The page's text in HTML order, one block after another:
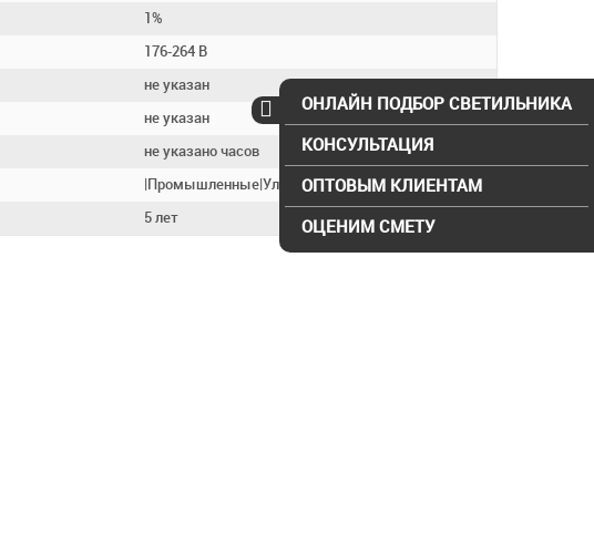
1%
176-264 В
не указан
не указан
не указано часов
|Промышленные|Уличные|
5 лет
ОНЛАЙН ПОДБОР СВЕТИЛЬНИКА
КОНСУЛЬТАЦИЯ
ОПТОВЫМ КЛИЕНТАМ
ОЦЕНИМ СМЕТУ